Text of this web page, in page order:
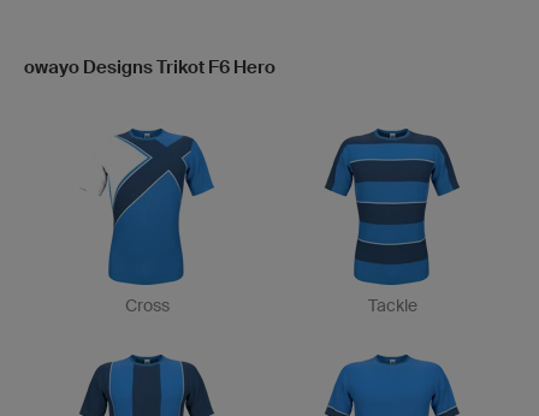
owayo Designs Trikot F6 Hero
Cross Tackle